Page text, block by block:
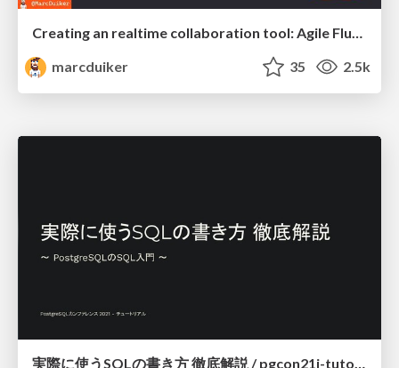
marcduiker
35 2.5k
実際に使うSQLの書き方 徹底解説 / pgcon21j-tutorial